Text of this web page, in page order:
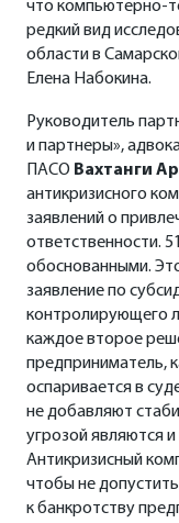
что компьютерно-
редкий вид
области в
Елена Набокина.
Руководитель
и партнеры»,
ПАСО Вахтанги
антикризисного
заявлений о
ответственности.
обоснованными.
заявление по
контролирующего
каждое второе
предприниматель,
оспаривается в
не добавляют
угрозой являются
Антикризисный
чтобы не
к банкротству